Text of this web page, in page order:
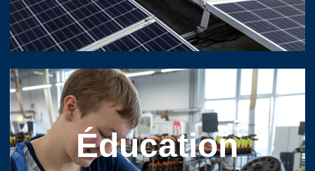
Éducation